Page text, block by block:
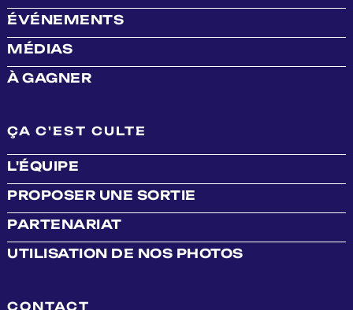
ÉVÉNEMENTS
MÉDIAS
À GAGNER
ÇA C'EST CULTE
L'ÉQUIPE
PROPOSER UNE SORTIE
PARTENARIAT
UTILISATION DE NOS PHOTOS
CONTACT